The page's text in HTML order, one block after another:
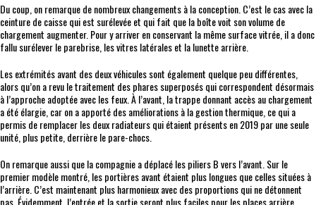
Du coup, on remarque de nombreux changements à la conception. C’est le cas avec la
ceinture de caisse qui est surélevée et qui fait que la boîte voit son volume de
chargement augmenter. Pour y arriver en conservant la même surface vitrée, il a donc
fallu surélever le parebrise, les vitres latérales et la lunette arrière.
Les extrémités avant des deux véhicules sont également quelque peu différentes,
alors qu’on a revu le traitement des phares superposés qui correspondent désormais
à l’approche adoptée avec les feux. À l’avant, la trappe donnant accès au chargement
a été élargie, car on a apporté des améliorations à la gestion thermique, ce qui a
permis de remplacer les deux radiateurs qui étaient présents en 2019 par une seule
unité, plus petite, derrière le pare-chocs.
On remarque aussi que la compagnie a déplacé les piliers B vers l’avant. Sur le
premier modèle montré, les portières avant étaient plus longues que celles situées à
l’arrière. C’est maintenant plus harmonieux avec des proportions qui ne détonnent
pas. Évidemment, l’entrée et la sortie seront plus faciles pour les places arrière.